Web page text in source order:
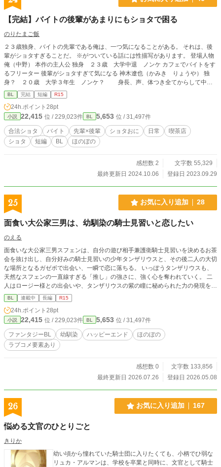
【完結】バイトの後輩があまりにもショタで困る
のりたまご飯
２３歳独身、バイトの先輩である俺は、一つ気になることがある。 それは、後
輩がショタすぎることだ。 ※がついている話には性描写があります。 登場人物
俺（中野） 本作の主人公 独身 ２３歳 大学中退 ノンケ カフェでバイトをす
るフリーター 後輩がショタすぎて気になる 神木遼也（かみき りょうや） 独
身？ ２０歳 大学３年生 ノンケ？ 身長、声、体つき全てからして中学1
年生にしか見えない。 お酒に強い 店長 独身 30代？ 学歴？ バイ カフェ
くすのきの店長。 極度のショタコン りょうやを採用した張本人 鈴音（すずね）
独身？ 24歳 店長の昔からの知り合い たまにバイトを手伝う。 店長と同じく極
度のショタコン
BL 完結 短編 R15
24h.ポイント 28pt
小説 22,415 位 / 229,023件 BL 5,653 位 / 31,497件
合法ショタ バイト 先輩×後輩 ショタおに 日常
喫茶店
ショタ
短編 BL ほのぼの
感想数 2
文字数 55,329
最終更新日 2024.10.06
登録日 2023.09.29
25 お気に入り追加 28
面食い大公家三男は、幼馴染の騎士見習いと恋したい
のえる
面食いな大公家三男スフェンは、自分の遊び相手兼護衛騎士見習いを決めるお茶
会を抜け出し、自分好みの騎士見習いの少年タンザリウスと、その後二人の大切
な場所となるガゼボで出会い、一瞬で恋に落ちる。 いっぽうタンザリウスも、
天然なスフェンの一直線すぎる「推し」の強さに、強く心を奪われていく。 二
人はロージー様との出会いや、タンザリウスの紫の瞳に秘められた力の発現をき
っかけに、ときどきすれ違いや不安も抱えながらも、それでも強く惹かれ合い、
一緒に過ごす時間を重ねていく。 騎士団に入った二人は、仲間と共にライネル
トと大切な人たちを守るため、大きな敵へ立ち向かっていく。 たくさんの時間
を共に過ごし、心を重ねて、やがて二人は紡ぐ番となる。 幼い二人のまっすぐ
な恋と成長、家族や仲間との温かい関係を描いた、じんわり味わえるファンタジ
ーBLです。 ※表紙イラスト・挿絵イラストはAIを使用して作成しています。 ※
本作はカクヨム様にも同内容を掲載しています。 ※戦闘シーンがあるため、レ
BL 連載中 長編 R15
24h.ポイント 28pt
小説 22,415 位 / 229,023件 BL 5,653 位 / 31,497件
ファンタジーBL 幼馴染 ハッピーエンド
ほのぼの
ラブコメ要素あり
感想数 0
文字数 133,856
最終更新日 2026.07.26
登録日 2026.05.08
26 お気に入り追加 167
悩める文官のひとりごと
きりか
幼い頃から憧れていた騎士団に入りたくても、小柄でひ弱な
リュカ・アルマンは、学校を卒業と同時に、文官として騎士